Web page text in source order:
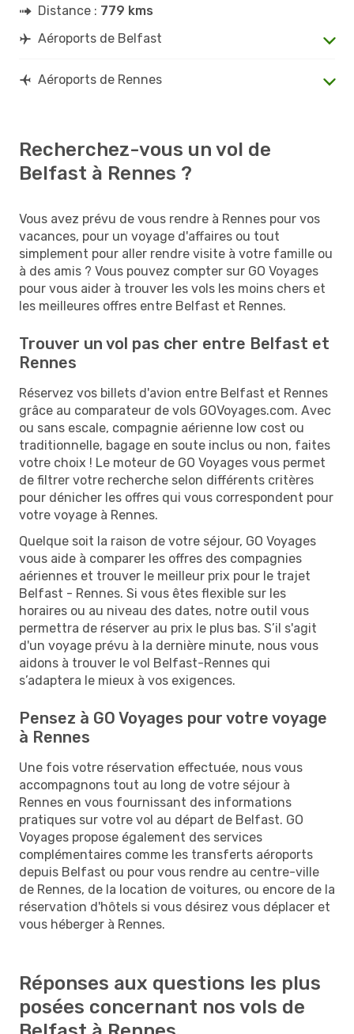
Distance : 779 kms
Aéroports de Belfast
Aéroports de Rennes
Recherchez-vous un vol de
Belfast à Rennes ?
Vous avez prévu de vous rendre à Rennes pour vos
vacances, pour un voyage d'affaires ou tout
simplement pour aller rendre visite à votre famille ou
à des amis ? Vous pouvez compter sur GO Voyages
pour vous aider à trouver les vols les moins chers et
les meilleures offres entre Belfast et Rennes.
Trouver un vol pas cher entre Belfast et
Rennes
Réservez vos billets d'avion entre Belfast et Rennes
grâce au comparateur de vols GOVoyages.com. Avec
ou sans escale, compagnie aérienne low cost ou
traditionnelle, bagage en soute inclus ou non, faites
votre choix ! Le moteur de GO Voyages vous permet
de filtrer votre recherche selon différents critères
pour dénicher les offres qui vous correspondent pour
votre voyage à Rennes.
Quelque soit la raison de votre séjour, GO Voyages
vous aide à comparer les offres des compagnies
aériennes et trouver le meilleur prix pour le trajet
Belfast - Rennes. Si vous êtes flexible sur les
horaires ou au niveau des dates, notre outil vous
permettra de réserver au prix le plus bas. S’il s'agit
d'un voyage prévu à la dernière minute, nous vous
aidons à trouver le vol Belfast-Rennes qui
s’adaptera le mieux à vos exigences.
Pensez à GO Voyages pour votre voyage
à Rennes
Une fois votre réservation effectuée, nous vous
accompagnons tout au long de votre séjour à
Rennes en vous fournissant des informations
pratiques sur votre vol au départ de Belfast. GO
Voyages propose également des services
complémentaires comme les transferts aéroports
depuis Belfast ou pour vous rendre au centre-ville
de Rennes, de la location de voitures, ou encore de la
réservation d'hôtels si vous désirez vous déplacer et
vous héberger à Rennes.
Réponses aux questions les plus
posées concernant nos vols de